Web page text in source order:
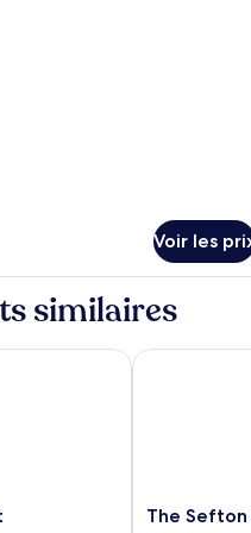
Voir les
similaires
The
The Sefton
The Sefton